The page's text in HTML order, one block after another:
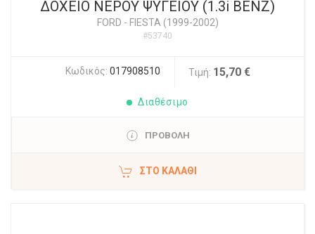
ΔΟΧΕΙΟ ΝΕΡΟΥ ΨΥΓΕΙΟΥ (1.3i ΒΕΝΖ)
FORD - FIESTA (1999-2002)
#53740
Κωδικός: 017908510 Τιμή: 15,70 €
Διαθέσιμο
ΠΡΟΒΟΛΗ
ΣΤΟ ΚΑΛΆΘΙ